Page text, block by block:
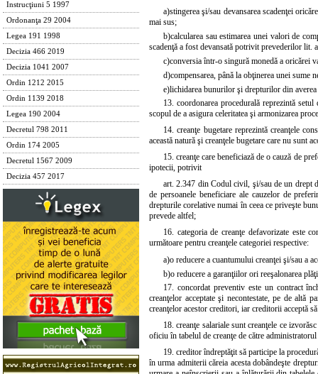
Instrucţiuni 5 1997
Ordonanţa 29 2004
Legea 191 1998
Decizia 466 2019
Decizia 1041 2007
Ordin 1212 2015
Ordin 1139 2018
Legea 190 2004
Decretul 798 2011
Ordin 174 2005
Decretul 1567 2009
Decizia 457 2017
a)stingerea şi/sau devansarea scadenţei
mai sus;
b)calcularea sau estimarea unei valori de
scadenţă a fost devansată potrivit prevederilor lit.
c)conversia într-o singură monedă a oricărei
d)compensarea, până la obţinerea unei
e)lichidarea bunurilor şi drepturilor din
13. coordonarea procedurală reprezintă
scopul de a asigura celeritatea şi armonizarea
14. creanţe bugetare reprezintă creanţele
această natură şi creanţele bugetare care nu sunt
15. creanţe care beneficiază de o cauză de
ipotecii, potrivit
art. 2.347 din Codul civil, şi/sau de un drept
de persoanele beneficiare ale cauzelor de
drepturile corelative numai în ceea ce priveşte
prevede altfel;
16. categoria de creanţe defavorizate este
următoare pentru creanţele categoriei respective:
a)o reducere a cuantumului creanţei şi/sau a
b)o reducere a garanţiilor ori reeşalonarea
17. concordat preventiv este un contract
creanţelor acceptate şi necontestate, pe de altă
creanţelor acestor creditori, iar creditorii acceptă
18. creanţe salariale sunt creanţele ce
oficiu în tabelul de creanţe de către
19. creditor îndreptăţit să participe la
în urma admiterii căreia acesta dobândeşte